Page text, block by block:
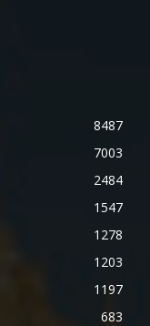
8487
7003
2484
1547
1278
1203
1197
683